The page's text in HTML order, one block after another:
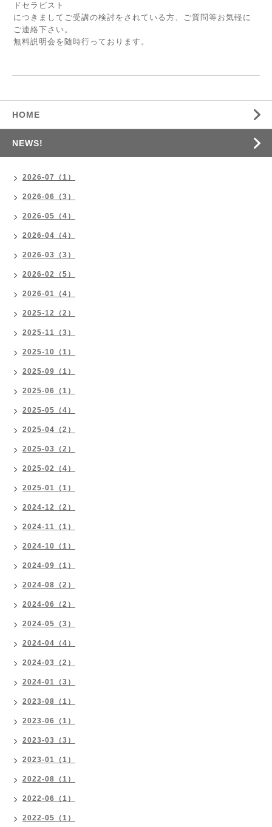
ドセラピスト
につきましてご受講の検討をされている方、ご質問等お気軽に
ご連絡下さい。
無料説明会を随時行っております。
HOME
NEWS!
2026-07（1）
2026-06（3）
2026-05（4）
2026-04（4）
2026-03（3）
2026-02（5）
2026-01（4）
2025-12（2）
2025-11（3）
2025-10（1）
2025-09（1）
2025-06（1）
2025-05（4）
2025-04（2）
2025-03（2）
2025-02（4）
2025-01（1）
2024-12（2）
2024-11（1）
2024-10（1）
2024-09（1）
2024-08（2）
2024-06（2）
2024-05（3）
2024-04（4）
2024-03（2）
2024-01（3）
2023-08（1）
2023-06（1）
2023-03（3）
2023-01（1）
2022-08（1）
2022-06（1）
2022-05（1）